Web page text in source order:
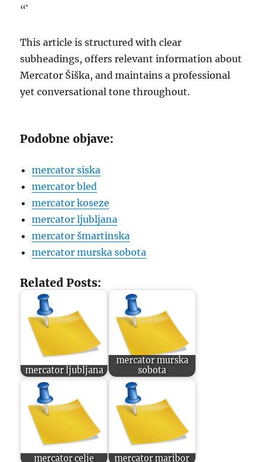
“`
This article is structured with clear
subheadings, offers relevant information about
Mercator Šiška, and maintains a professional
yet conversational tone throughout.
Podobne objave:
mercator siska
mercator bled
mercator koseze
mercator ljubljana
mercator šmartinska
mercator murska sobota
Related Posts:
mercator ljubljana
mercator murska
sobota
mercator celje mercator maribor